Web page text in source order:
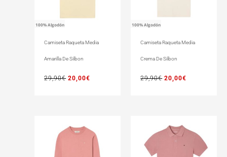
100% Algodón
Camiseta Raqueta Media
Amarilla De Silbon
29,90€ 20,00€
100% Algodón
Camiseta Raqueta Media
Crema De Silbon
29,90€ 20,00€